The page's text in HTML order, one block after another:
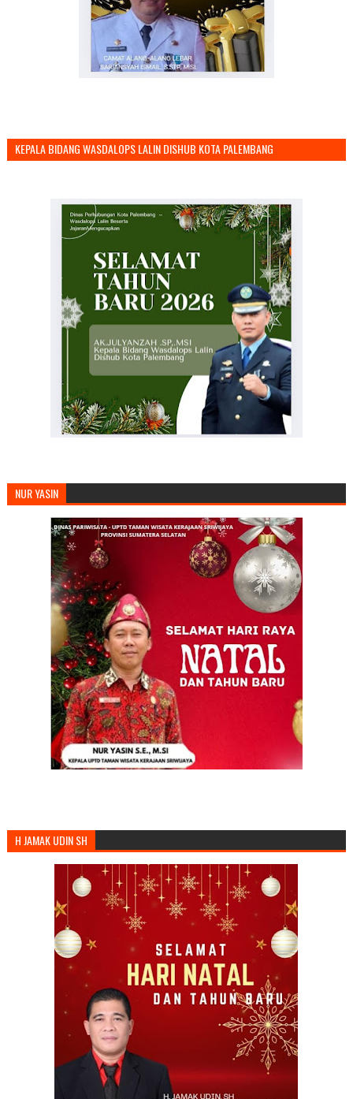
KEPALA BIDANG WASDALOPS LALIN DISHUB KOTA PALEMBANG
NUR YASIN
H JAMAK UDIN SH